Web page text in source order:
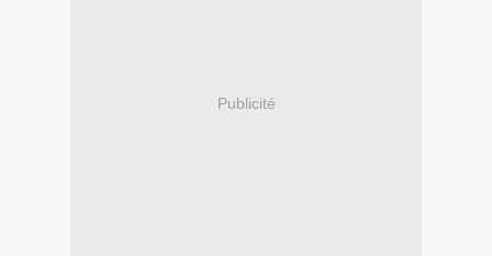
Publicité